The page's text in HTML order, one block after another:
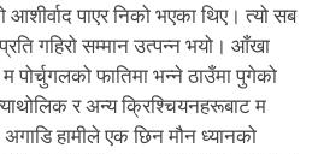
पाएर निको भएका थिए। त्यो सब
गहिरो सम्मान उत्पन्न भयो। आँखा
फातिमा भन्ने ठाउँमा पुगेको
र अन्य क्रिश्चियनहरूबाट म
अगाडि हामीले एक छिन मौन ध्यानको